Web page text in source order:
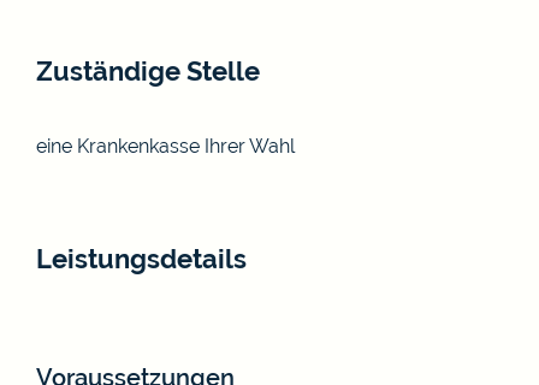
Zuständige Stelle
eine Krankenkasse Ihrer Wahl
Leistungsdetails
Voraussetzungen